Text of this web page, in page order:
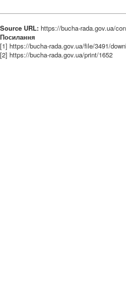
Source URL: https://bucha-rada.gov.ua/
Посилання
[1] https://bucha-rada.gov.ua/file/3491/
[2] https://bucha-rada.gov.ua/print/1652